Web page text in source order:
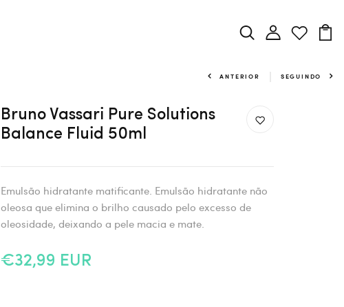
ANTERIOR SEGUINDO
Bruno Vassari Pure Solutions
Balance Fluid 50ml
Emulsão hidratante matificante. Emulsão hidratante não
oleosa que elimina o brilho causado pelo excesso de
oleosidade, deixando a pele macia e mate.
€32,99 EUR